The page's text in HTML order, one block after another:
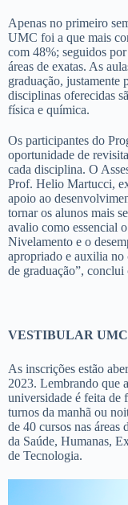
Apenas no primeiro
UMC foi a que mais
com 48%; seguidos
áreas de exatas. As
graduação, justamente
disciplinas oferecidas
física e química.
Os participantes do
oportunidade de
cada disciplina. O
Prof. Helio Martucci,
apoio ao
tornar os alunos mais
avalio como essencial
Nivelamento e o
apropriado e auxilia no
de graduação”, conclui
VESTIBULAR UMC
As inscrições estão
2023. Lembrando que
universidade é feita de
turnos da manhã ou
de 40 cursos nas
da Saúde, Humanas,
de Tecnologia.